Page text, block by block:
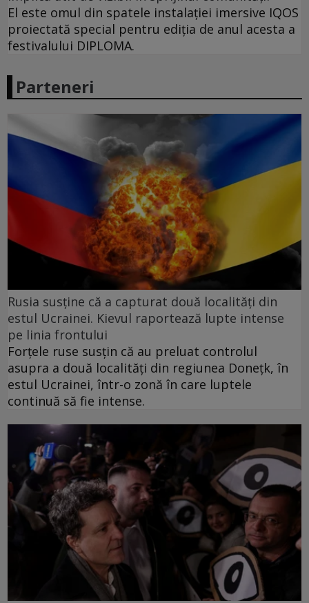
El este omul din spatele instalației imersive IQOS
proiectată special pentru ediția de anul acesta a
festivalului DIPLOMA.
Parteneri
Rusia susține că a capturat două localități din
estul Ucrainei. Kievul raportează lupte intense
pe linia frontului
Forțele ruse susțin că au preluat controlul
asupra a două localități din regiunea Donețk, în
estul Ucrainei, într-o zonă în care luptele
continuă să fie intense.